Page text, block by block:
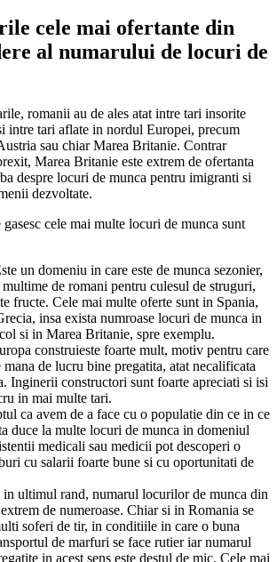
cele mai ofertante din
al numarului de locuri de
romanii au de ales atat intre tari insorite
intre tari aflate in nordul Europei, precum
sau chiar Marea Britanie. Contrar
Marea Britanie este extrem de ofertanta
despre locuri de munca pentru imigranti si
dezvoltate.
cele mai multe locuri de munca sunt
un domeniu in care este de munca sezonier,
multime de romani pentru culesul de struguri,
fructe. Cele mai multe oferte sunt in Spania,
insa exista numroase locuri de munca in
si in Marea Britanie, spre exemplu.
construieste foarte mult, motiv pentru care
mana de lucru bine pregatita, atat necalificata
Inginerii constructori sunt foarte apreciati si isi
in mai multe tari.
ca avem de a face cu o populatie din ce in ce
duce la multe locuri de munca in domeniul
medicali sau medicii pot descoperi o
cu salarii foarte bune si cu oportunitati de
ultimul rand, numarul locurilor de munca din
de numeroase. Chiar si in Romania se
soferi de tir, in conditiile in care o buna
de marfuri se face rutier iar numarul
in acest sens este destul de mic. Cele mai